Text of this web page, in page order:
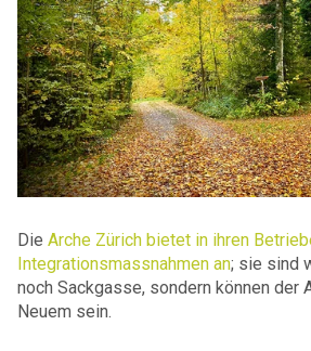
Die Arche Zürich bietet in ihren
Integrationsmassnahmen an; sie sind
noch Sackgasse, sondern können der
Neuem sein.